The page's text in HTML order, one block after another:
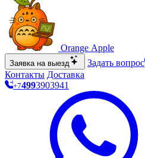
Orange Apple
Заявка на выезд
Задать вопрос
Контакты Доставка
+74993903941